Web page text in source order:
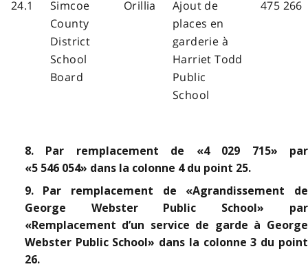
24.1
Simcoe
County
District
School
Board
Orillia
Ajout de
places en
garderie à
Harriet Todd
Public
School
475 266
8. Par remplacement de «4 029 715» par
«5 546 054» dans la colonne 4 du point 25.
9. Par remplacement de «Agrandissement de
George Webster Public School» par
«Remplacement d’un service de garde à George
Webster Public School» dans la colonne 3 du point
26.